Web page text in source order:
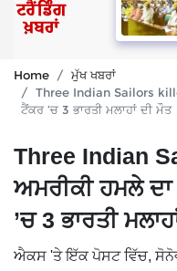
Home
ਮੁੱਖ ਖਬਰਾਂ
Three Indian Sailors
ਟੈਂਕਰ ’ਚ 3 ਭਾਰਤੀ ਮਲਾਹਾਂ ਦੀ ਮੌਤ
Three Indian
ਅਮਰੀਕੀ ਹਮਲੇ
’ਚ 3 ਭਾਰਤੀ
ਐਕਸ 'ਤੇ ਇੱਕ ਪੋਸਟ ਵਿੱਚ,